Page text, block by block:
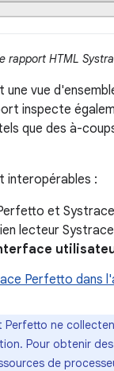
rapport HTML
vue
inspecte
que des à-
interopérables :
et
lecteur
Perfetto dans
Perfetto ne
Pour obtenir
de